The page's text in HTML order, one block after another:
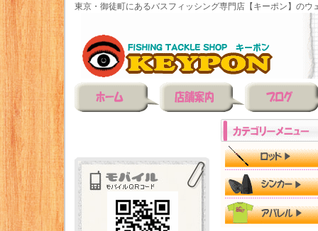
東京・御徒町にあるバスフィッシング専門店【キーポン】のウ